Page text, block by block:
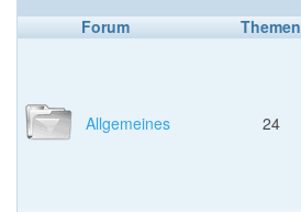
Forum
Themen
Allgemeines 24